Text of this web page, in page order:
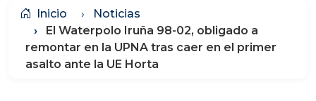
Inicio
Noticias
El Waterpolo Iruña 98-02, obligado a
remontar en la UPNA tras caer en el primer
asalto ante la UE Horta